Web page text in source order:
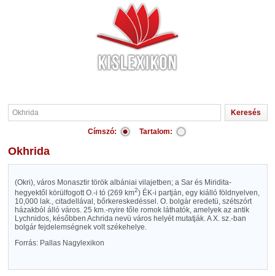
Címszó: Tartalom:
Okhrida
(Okri), város Monasztir török albániai vilajetben; a Sar és Miridita-
hegyektől körülfogott O.-i tó (269 km2) ÉK-i partján, egy kiálló földnyelven,
10,000 lak., citadellával, bőrkereskedéssel. O. bolgár eredetü, szétszórt
házakból álló város. 25 km.-nyire tőle romok láthatók, amelyek az antik
Lychnidos, későbben Achrida nevü város helyét mutatják. A X. sz.-ban
bolgár fejdelemségnek volt székehelye.
Forrás: Pallas Nagylexikon